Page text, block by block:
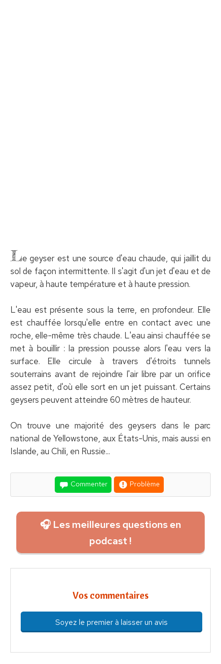
Le geyser est une source d'eau chaude, qui jaillit du
sol de façon intermittente. Il s'agit d'un jet d'eau et de
vapeur, à haute température et à haute pression.
L'eau est présente sous la terre, en profondeur. Elle
est chauffée lorsqu'elle entre en contact avec une
roche, elle-même très chaude. L'eau ainsi chauffée se
met à bouillir : la pression pousse alors l'eau vers la
surface. Elle circule à travers d'étroits tunnels
souterrains avant de rejoindre l'air libre par un orifice
assez petit, d'où elle sort en un jet puissant. Certains
geysers peuvent atteindre 60 mètres de hauteur.
On trouve une majorité des geysers dans le parc
national de Yellowstone, aux États-Unis, mais aussi en
Islande, au Chili, en Russie...
Commenter Problème
🎧 Les meilleures questions en
podcast !
Vos commentaires
Soyez le premier à laisser un avis